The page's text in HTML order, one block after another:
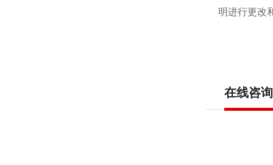
明进行更改
在线咨询